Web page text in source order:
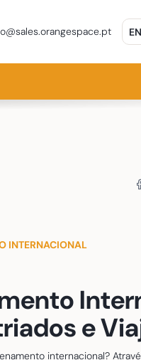
EN
INTERNACIONAL
e
internacional?